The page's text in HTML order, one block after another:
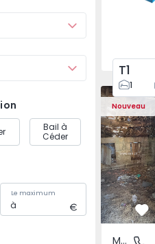
Bail à
Céder
Le maximum
T1
1
Nouveau
Maison
Maison Rurale